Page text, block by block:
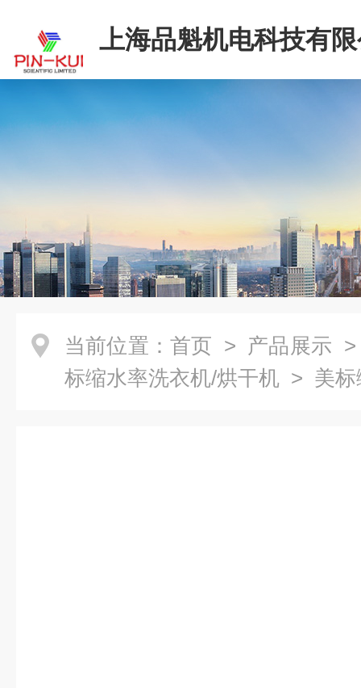
上海品魁机电科技有
当前位置： 首页 > 产品展示
标缩水率洗衣机/烘干机 > 美标